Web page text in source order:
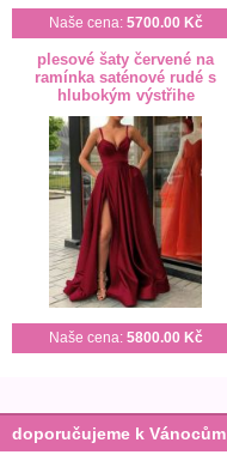
Naše cena: 5700.00 Kč
plesové šaty červené na
ramínka saténové rudé s
hlubokým výstřihe
Naše cena: 5800.00 Kč
doporučujeme k Vánocům